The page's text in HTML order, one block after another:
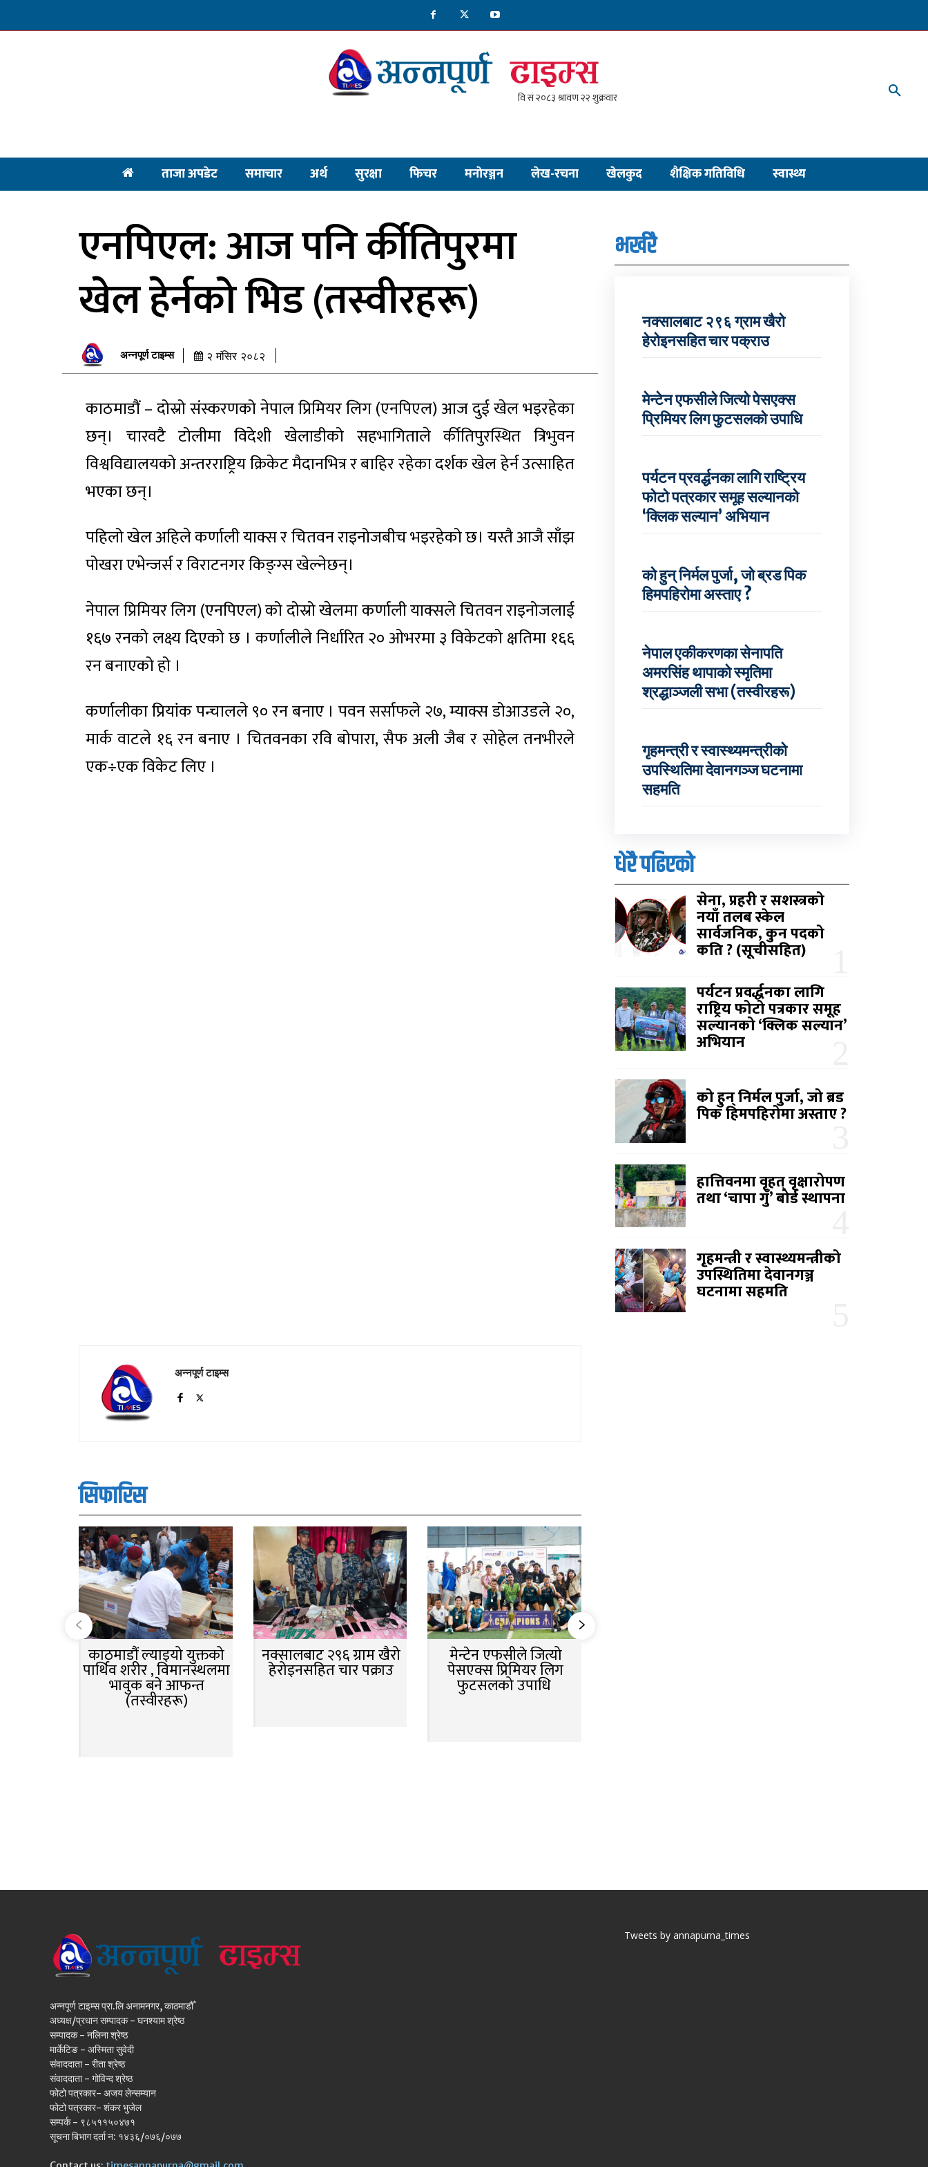
ताजा अपडेट समाचार अर्थ सुरक्षा फिचर मनाेरञ्जन लेख-रचना खेलकुद शैक्षिक गतिविधि स्वास्थ्य
एनपिएल: आज पनि र्कीतिपुरमा
खेल हेर्नको भिड (तस्वीरहरू)
अन्नपूर्ण टाइम्स २ मंसिर २०८२
काठमाडौं – दोस्रो संस्करणको नेपाल प्रिमियर लिग (एनपिएल) आज दुई खेल भइरहेका
छन्। चारवटै टोलीमा विदेशी खेलाडीको सहभागिताले र्कीतिपुरस्थित त्रिभुवन
विश्वविद्यालयको अन्तरराष्ट्रिय क्रिकेट मैदानभित्र र बाहिर रहेका दर्शक खेल हेर्न उत्साहित
भएका छन्।
पहिलो खेल अहिले कर्णाली याक्स र चितवन राइनोजबीच भइरहेको छ। यस्तै आजै साँझ
पोखरा एभेन्जर्स र विराटनगर किङ्ग्स खेल्नेछन्।
नेपाल प्रिमियर लिग (एनपिएल) को दोस्रो खेलमा कर्णाली याक्सले चितवन राइनोजलाई
१६७ रनको लक्ष्य दिएको छ । कर्णालीले निर्धारित २० ओभरमा ३ विकेटको क्षतिमा १६६
रन बनाएको हो ।
कर्णालीका प्रियांक पन्चालले ९० रन बनाए । पवन सर्साफले २७, म्याक्स डोआउडले २०,
मार्क वाटले १६ रन बनाए । चितवनका रवि बोपारा, सैफ अली जैब र सोहेल तनभीरले
एक÷एक विकेट लिए ।
अन्नपूर्ण टाइम्स
सिफारिस
काठमाडौं ल्याइयो युक्तको
पार्थिव शरीर , विमानस्थलमा
भावुक बने आफन्त
(तस्वीरहरू)
नक्सालबाट २९६ ग्राम खैरो
हेरोइनसहित चार पक्राउ
मेन्टेन एफसीले जित्यो
पेसएक्स प्रिमियर लिग
फुटसलको उपाधि
भर्खरै
नक्सालबाट २९६ ग्राम खैरो
हेरोइनसहित चार पक्राउ
मेन्टेन एफसीले जित्यो पेसएक्स
प्रिमियर लिग फुटसलको उपाधि
पर्यटन प्रवर्द्धनका लागि राष्ट्रिय
फोटो पत्रकार समूह सल्यानको
‘क्लिक सल्यान’ अभियान
को हुन् निर्मल पुर्जा, जो ब्रड पिक
हिमपहिरोमा अस्ताए ?
नेपाल एकीकरणका सेनापति
अमरसिंह थापाको स्मृतिमा
श्रद्धाञ्जली सभा (तस्वीरहरू)
गृहमन्त्री र स्वास्थ्यमन्त्रीको
उपस्थितिमा देवानगञ्ज घटनामा
सहमति
धेरै पढिएको
सेना, प्रहरी र सशस्त्रको
नयाँ तलब स्केल
सार्वजनिक, कुन पदको
कति ? (सूचीसहित)
पर्यटन प्रवर्द्धनका लागि
राष्ट्रिय फोटो पत्रकार समूह
सल्यानको ‘क्लिक सल्यान’
अभियान
को हुन् निर्मल पुर्जा, जो ब्रड
पिक हिमपहिरोमा अस्ताए ?
हात्तिवनमा वृहत् वृक्षारोपण
तथा ‘चापा गुँ’ बोर्ड स्थापना
गृहमन्त्री र स्वास्थ्यमन्त्रीको
उपस्थितिमा देवानगञ्ज
घटनामा सहमति
अन्नपूर्ण टाइम्स प्रा.लि अनामनगर, काठमाडौँ
अध्यक्ष/प्रधान सम्पादक - घनश्याम श्रेष्ठ
सम्पादक - नलिना श्रेष्ठ
मार्केटिङ - अस्मिता सुवेदी
संवाददाता - रीता श्रेष्ठ
संवाददाता - गोविन्द श्रेष्ठ
फोटो पत्रकार- अजय लेन्सम्यान
फोटो पत्रकार- शंकर भुजेल
सम्पर्क - ९८५११५०४७१
सूचना बिभाग दर्ता न: १४३६/०७६/०७७
Tweets by annapurna_times